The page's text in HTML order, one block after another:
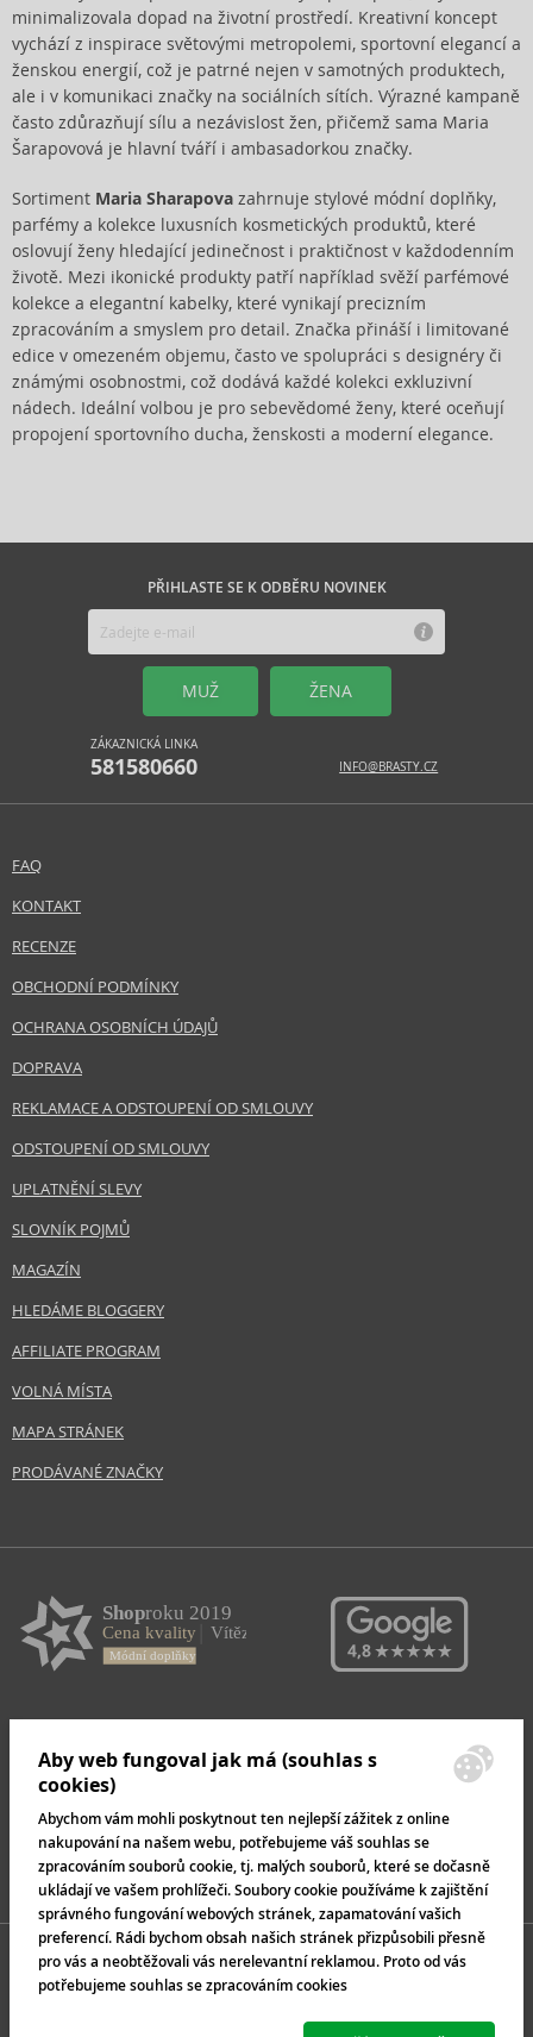
minimalizovala dopad na životní prostředí. Kreativní koncept
vychází z inspirace světovými metropolemi, sportovní elegancí a
ženskou energií, což je patrné nejen v samotných produktech,
ale i v komunikaci značky na sociálních sítích. Výrazné kampaně
často zdůrazňují sílu a nezávislost žen, přičemž sama Maria
Šarapovová je hlavní tváří i ambasadorkou značky.
Sortiment Maria Sharapova zahrnuje stylové módní doplňky,
parfémy a kolekce luxusních kosmetických produktů, které
oslovují ženy hledající jedinečnost i praktičnost v každodenním
životě. Mezi ikonické produkty patří například svěží parfémové
kolekce a elegantní kabelky, které vynikají precizním
zpracováním a smyslem pro detail. Značka přináší i limitované
edice v omezeném objemu, často ve spolupráci s designéry či
známými osobnostmi, což dodává každé kolekci exkluzivní
nádech. Ideální volbou je pro sebevědomé ženy, které oceňují
propojení sportovního ducha, ženskosti a moderní elegance.
PŘIHLASTE SE K ODBĚRU NOVINEK
MUŽ ŽENA
ZÁKAZNICKÁ LINKA
581580660 INFO@BRASTY.CZ
FAQ
KONTAKT
RECENZE
OBCHODNÍ PODMÍNKY
OCHRANA OSOBNÍCH ÚDAJŮ
DOPRAVA
REKLAMACE A ODSTOUPENÍ OD SMLOUVY
ODSTOUPENÍ OD SMLOUVY
UPLATNĚNÍ SLEVY
SLOVNÍK POJMŮ
MAGAZÍN
HLEDÁME BLOGGERY
AFFILIATE PROGRAM
VOLNÁ MÍSTA
MAPA STRÁNEK
PRODÁVANÉ ZNAČKY
Aby web fungoval jak má (souhlas s
cookies)
Abychom vám mohli poskytnout ten nejlepší zážitek z online
nakupování na našem webu, potřebujeme váš souhlas se
zpracováním souborů cookie, tj. malých souborů, které se dočasně
ukládají ve vašem prohlížeči. Soubory cookie používáme k zajištění
správného fungování webových stránek, zapamatování vašich
preferencí. Rádi bychom obsah našich stránek přizpůsobili přesně
pro vás a neobtěžovali vás nerelevantní reklamou. Proto od vás
potřebujeme souhlas se zpracováním cookies